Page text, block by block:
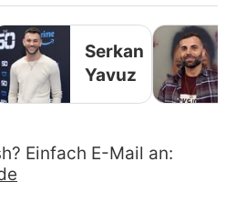
Serkan
Yavuz
Einfach E-Mail an: